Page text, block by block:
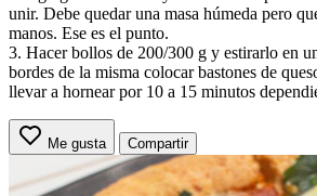
unir. Debe quedar una masa húmeda pero
manos. Ese es el punto.
3. Hacer bollos de 200/300 g y estirarlo en
bordes de la misma colocar bastones de
llevar a hornear por 10 a 15 minutos
Me gusta Compartir